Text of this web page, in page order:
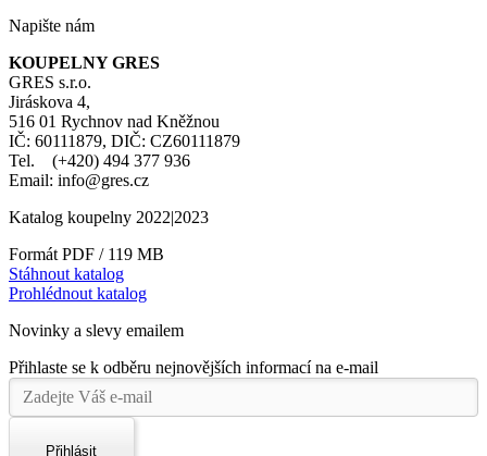
Napište nám
KOUPELNY GRES
GRES s.r.o.
Jiráskova 4,
516 01 Rychnov nad Kněžnou
IČ: 60111879, DIČ: CZ60111879
Tel. (+420) 494 377 936
Email: info@gres.cz
Katalog koupelny 2022|2023
Formát PDF / 119 MB
Stáhnout katalog
Prohlédnout katalog
Novinky a slevy emailem
Přihlaste se k odběru nejnovějších informací na e-mail
Přihlásit